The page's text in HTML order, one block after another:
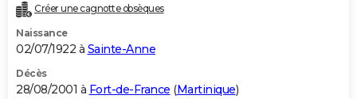
Créer une cagnotte obsèques
Naissance
02/07/1922 à Sainte-Anne
Décès
28/08/2001 à Fort-de-France (Martinique)